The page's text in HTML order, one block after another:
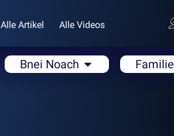
Alle Artikel Alle Videos
Bnei Noach Familie